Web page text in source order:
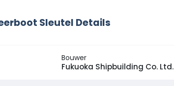
Sleutel Details
Bouwer
Fukuoka Shipbuilding Co. Ltd.